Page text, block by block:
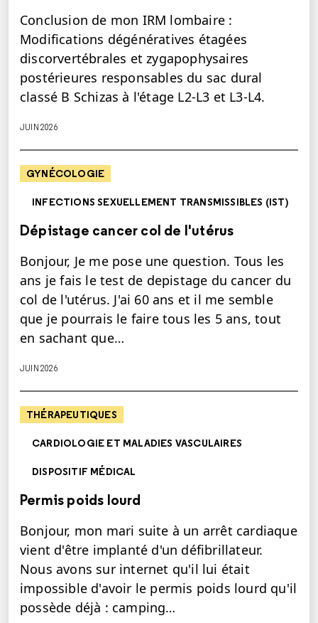
Conclusion de mon IRM lombaire :
Modifications dégénératives étagées
discorvertébrales et zygapophysaires
postérieures responsables du sac dural
classé B Schizas à l'étage L2-L3 et L3-L4.
JUIN 2026
GYNÉCOLOGIE
INFECTIONS SEXUELLEMENT TRANSMISSIBLES (IST)
Dépistage cancer col de l'utérus
Bonjour, Je me pose une question. Tous les
ans je fais le test de depistage du cancer du
col de l'utérus. J'ai 60 ans et il me semble
que je pourrais le faire tous les 5 ans, tout
en sachant que…
JUIN 2026
THÉRAPEUTIQUES
CARDIOLOGIE ET MALADIES VASCULAIRES
DISPOSITIF MÉDICAL
Permis poids lourd
Bonjour, mon mari suite à un arrêt cardiaque
vient d'être implanté d'un défibrillateur.
Nous avons sur internet qu'il lui était
impossible d'avoir le permis poids lourd qu'il
possède déjà : camping…